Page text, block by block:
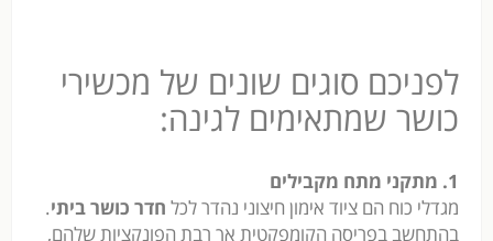
לפניכם סוגים שונים של מכשירי
כושר שמתאימים לגינה:
1. מתקני מתח מקבילים
מגדלי כוח הם ציוד אימון חיצוני נהדר לכל חדר כושר ביתי.
בהתחשב בפריסה הקומפקטית אך רבת הפונקציות שלהם,